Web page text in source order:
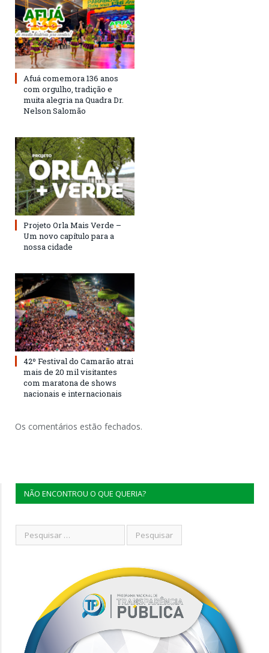
Afuá comemora 136 anos
com orgulho, tradição e
muita alegria na Quadra Dr.
Nelson Salomão
Projeto Orla Mais Verde –
Um novo capítulo para a
nossa cidade
42º Festival do Camarão atrai
mais de 20 mil visitantes
com maratona de shows
nacionais e internacionais
Os comentários estão fechados.
NÃO ENCONTROU O QUE QUERIA?